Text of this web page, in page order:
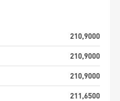
210,9000
210,9000
210,9000
211,6500